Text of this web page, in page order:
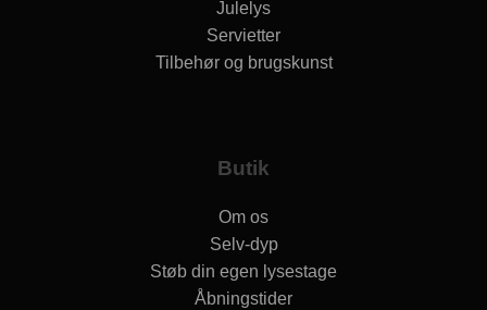
Julelys
Servietter
Tilbehør og brugskunst
Butik
Om os
Selv-dyp
Støb din egen lysestage
Åbningstider